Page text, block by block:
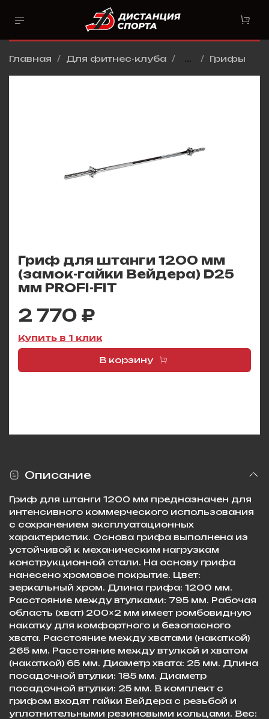
Главная Для фитнес-клуба ... Грифы
Гриф для штанги 1200 мм
(замок-гайки Вейдера) D25
мм PROFI-FIT
2 770 ₽
Купить в 1 клик
В корзину
Описание
Гриф для штанги 1200 мм предназначен для
интенсивного коммерческого использования
с сохранением эксплуатационных
характеристик. Основа грифа выполнена из
устойчивой к механическим нагрузкам
конструкционной стали. На основу грифа
нанесено хромовое покрытие. Цвет:
зеркальный хром. Длина грифа: 1200 мм.
Расстояние между втулками: 795 мм. Рабочая
область (хват) 200×2 мм имеет ромбовидную
накатку для комфортного и безопасного
хвата. Расстояние между хватами (накаткой)
265 мм. Расстояние между втулкой и хватом
(накаткой) 65 мм. Диаметр хвата: 25 мм. Длина
посадочной втулки: 185 мм. Диаметр
посадочной втулки: 25 мм. В комплект с
грифом входят гайки Вейдера с резьбой и
уплотнительными резиновыми кольцами. Вес: